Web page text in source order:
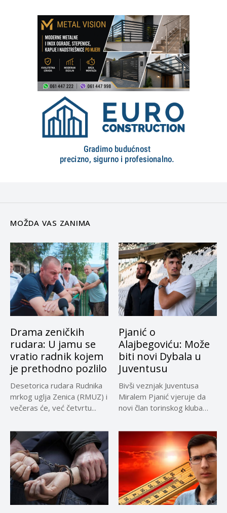
MOŽDA VAS ZANIMA
Drama zeničkih
rudara: U jamu se
vratio radnik kojem
je prethodno pozlilo
Desetorica rudara Rudnika
mrkog uglja Zenica (RMUZ) i
večeras će, već četvrtu...
Pjanić o
Alajbegoviću: Može
biti novi Dybala u
Juventusu
Bivši veznjak Juventusa
Miralem Pjanić vjeruje da
novi član torinskog kluba